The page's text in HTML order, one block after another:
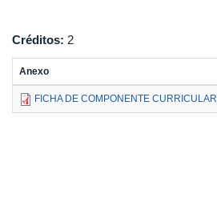
Créditos: 2
Anexo
FICHA DE COMPONENTE CURRICULAR